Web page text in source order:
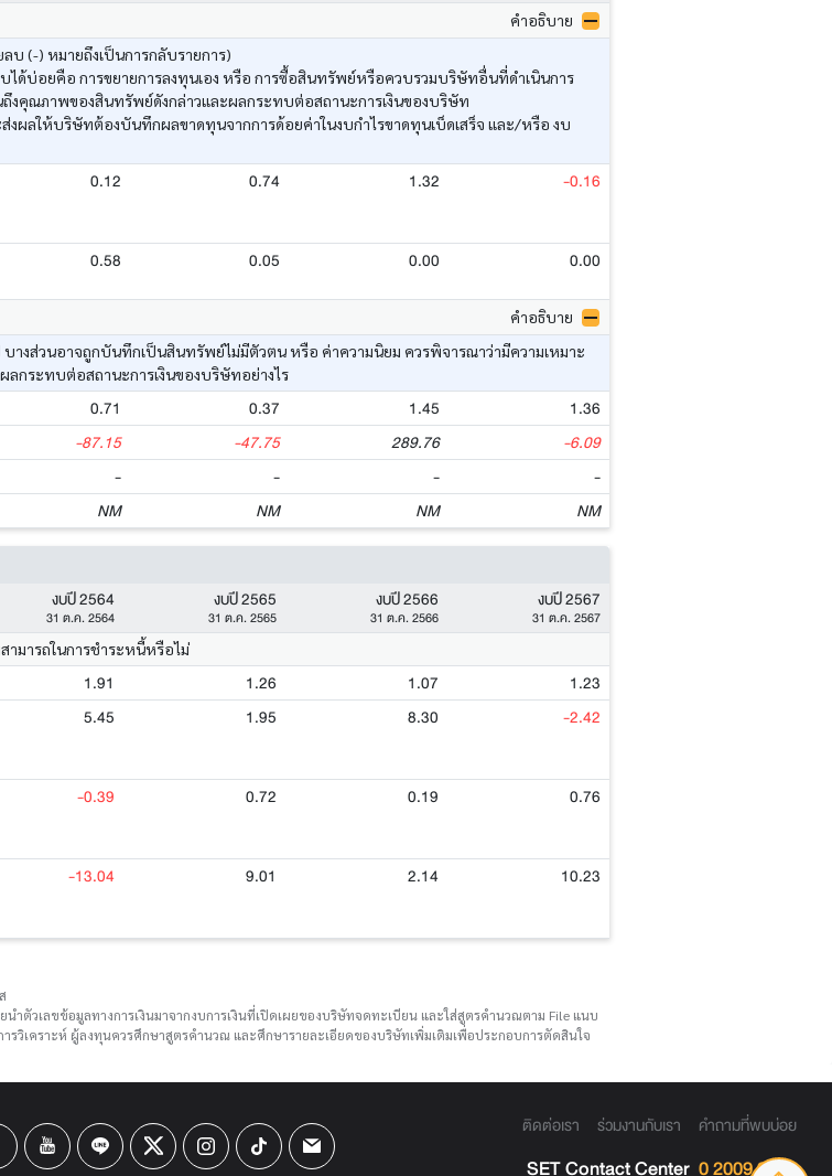
คำอธิบาย
บ (-) หมายถึงเป็นการกลับรายการ)
ด้บ่อยคือ การขยายการลงทุนเอง หรือ การซื้อสินทรัพย์หรือควบรวมบริษัทอื่นที่ดำเนินการ
คุณภาพของสินทรัพย์ดังกล่าวและผลกระทบต่อสถานะการเงินของบริษัท
ผลให้บริษัทต้องบันทึกผลขาดทุนจากการด้อยค่าในงบกำไรขาดทุนเบ็ดเสร็จ และ/หรือ งบ
0.12 0.74 1.32 -0.16
0.58 0.05 0.00 0.00
คำอธิบาย
างส่วนอาจถูกบันทึกเป็นสินทรัพย์ไม่มีตัวตน หรือ ค่าความนิยม ควรพิจารณาว่ามีความเหมาะ
กระทบต่อสถานะการเงินของบริษัทอย่างไร
0.71 0.37 1.45 1.36
-87.15 -47.75 289.76 -6.09
- - - -
NM NM NM NM
งบปี 2564
31 ต.ค. 2564
งบปี 2565
31 ต.ค. 2565
งบปี 2566
31 ต.ค. 2566
งบปี 2567
31 ต.ค. 2567
ามารถในการชำระหนี้หรือไม่
1.91 1.26 1.07 1.23
5.45 1.95 8.30 -2.42
-0.39 0.72 0.19 0.76
-13.04 9.01 2.14 10.23
ำตัวเลขข้อมูลทางการเงินมาจากงบการเงินที่เปิดเผยของบริษัทจดทะเบียน และใส่สูตรคำนวณตาม File แนบ
วิเคราะห์ ผู้ลงทุนควรศึกษาสูตรคำนวณ และศึกษารายละเอียดของบริษัทเพิ่มเติมเพื่อประกอบการตัดสินใจ
ติดต่อเรา ร่วมงานกับเรา คำถามที่พบบ่อย
SET Contact Center 0 2009 9999